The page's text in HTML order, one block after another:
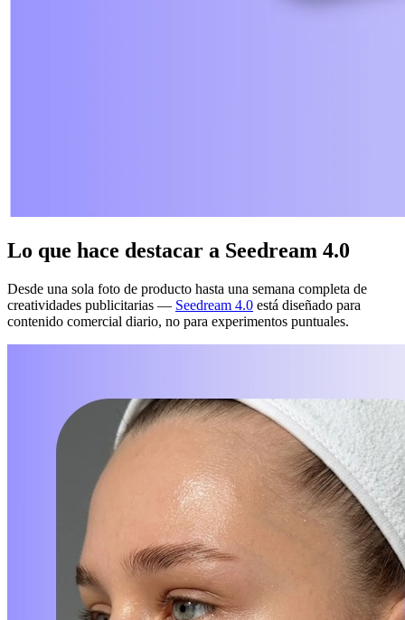
Lo que hace destacar a Seedream 4.0
Desde una sola foto de producto hasta una semana completa de
creatividades publicitarias — Seedream 4.0 está diseñado para
contenido comercial diario, no para experimentos puntuales.